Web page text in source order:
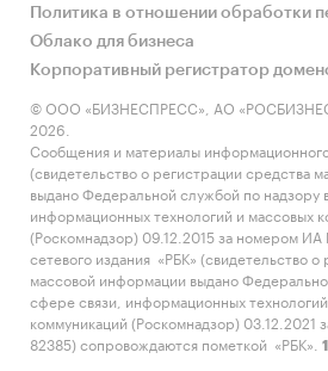
Политика в отношении обработки
Облако для бизнеса
Корпоративный регистратор
© ООО «БИЗНЕСПРЕСС», АО
2026.
Сообщения и материалы
(свидетельство о регистрации средства
выдано Федеральной службой по надзору
информационных технологий и массовых
(Роскомнадзор) 09.12.2015 за номером
сетевого издания «РБК» (свидетельство
массовой информации выдано
сфере связи, информационных
коммуникаций (Роскомнадзор)
82385) сопровождаются пометкой «РБК».